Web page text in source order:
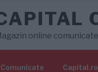
online comunicate
Comunicate Capital.ro